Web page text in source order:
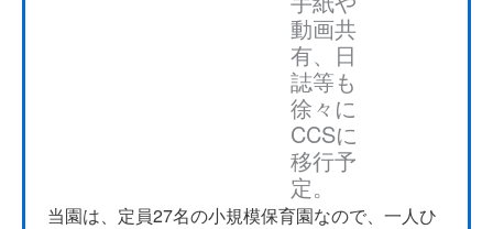
や停電等）に一斉メールで連絡できることも業務
軽減に繋がっています。また、職員の出退勤もCC
Sにて管理しており、出力した出退勤簿（エクセ
ルシート）を給与計算にも活用してい ます。今後
は、さらなる業務簡略化にむけて、機能の把握を
していきたいと考えています。
動画共
有、日
誌等も
徐々に
CCSに
移行予
定。
当園は、定員27名の小規模保育園なので、一人ひ